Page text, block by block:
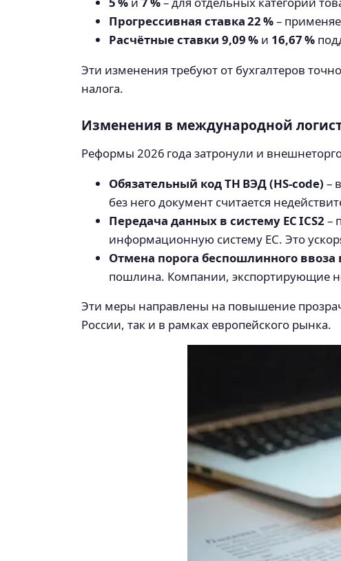
Прогрессивная ставка 22 %–
Расчётные ставки 9,09 % и 16,67 %
Эти изменения требуют от бухгалтеров
налога.
Изменения в международной
Реформы 2026 года затронули и
Обязательный код ТН ВЭД (HS‑code) –
без него документ считается
Передача данных в систему ЕС ICS2 –
информационную систему ЕС. Это
Отмена порога беспошлинного ввоза
пошлина. Компании, экспортирующие
Эти меры направлены на повышение
России, так и в рамках европейского рынка.